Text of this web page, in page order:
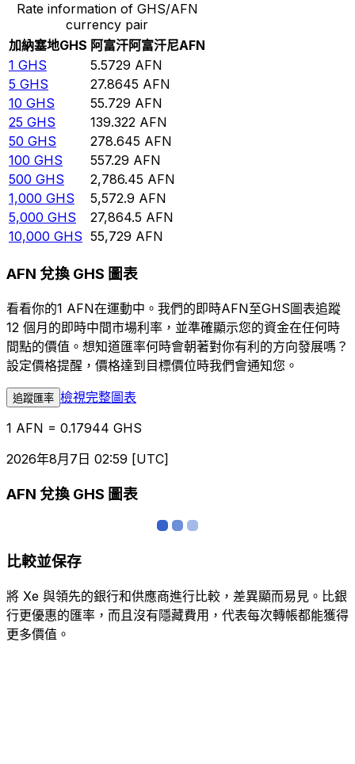
Rate information of GHS/AFN
currency pair
加納塞地GHS 阿富汗阿富汗尼AFN
1 GHS 5.5729 AFN
5 GHS 27.8645 AFN
10 GHS 55.729 AFN
25 GHS 139.322 AFN
50 GHS 278.645 AFN
100 GHS 557.29 AFN
500 GHS 2,786.45 AFN
1,000 GHS 5,572.9 AFN
5,000 GHS 27,864.5 AFN
10,000 GHS 55,729 AFN
AFN 兌換 GHS 圖表
看看你的1 AFN在運動中。我們的即時AFN至GHS圖表追蹤
12 個月的即時中間市場利率，並準確顯示您的資金在任何時
間點的價值。想知道匯率何時會朝著對你有利的方向發展嗎？
設定價格提醒，價格達到目標價位時我們會通知您。
追蹤匯率 檢視完整圖表
1 AFN = 0.17944 GHS
2026年8月7日 02:59 [UTC]
AFN 兌換 GHS 圖表
比較並保存
將 Xe 與領先的銀行和供應商進行比較，差異顯而易見。比銀
行更優惠的匯率，而且沒有隱藏費用，代表每次轉帳都能獲得
更多價值。